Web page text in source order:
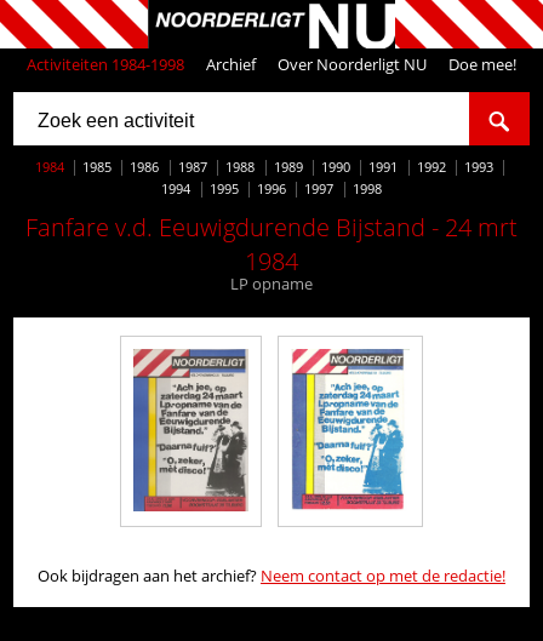
Activiteiten 1984-1998 Archief Over Noorderligt NU Doe mee!
1984 1985 1986 1987 1988 1989 1990 1991 1992
1993
1994
1995 1996 1997 1998
Fanfare v.d. Eeuwigdurende Bijstand - 24 mrt
1984
LP opname
Ook bijdragen aan het archief? Neem contact op met de redactie!